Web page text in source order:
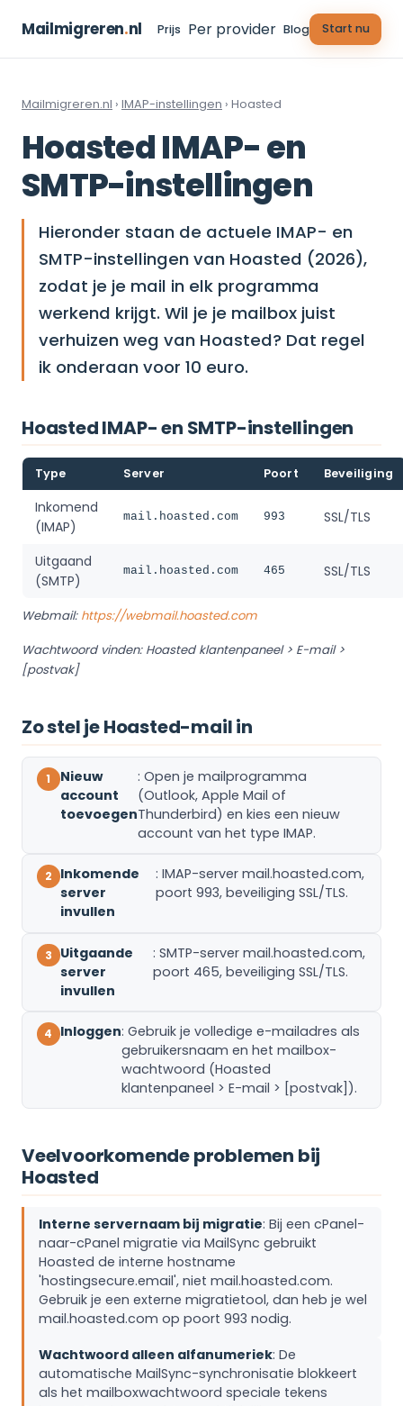
Mailmigreren.nl Prijs Per provider Blog Start nu
Mailmigreren.nl › IMAP-instellingen › Hoasted
Hoasted IMAP- en
SMTP-instellingen
Hieronder staan de actuele IMAP- en
SMTP-instellingen van Hoasted (2026),
zodat je je mail in elk programma
werkend krijgt. Wil je je mailbox juist
verhuizen weg van Hoasted? Dat regel
ik onderaan voor 10 euro.
Hoasted IMAP- en SMTP-instellingen
Type Server Poort Beveiliging
Inkomend
(IMAP)
mail.hoasted.com 993 SSL/TLS
Uitgaand
(SMTP)
mail.hoasted.com 465 SSL/TLS
Webmail: https://webmail.hoasted.com
Wachtwoord vinden: Hoasted klantenpaneel > E-mail >
[postvak]
Zo stel je Hoasted-mail in
Nieuw
account
toevoegen
: Open je mailprogramma
(Outlook, Apple Mail of
Thunderbird) en kies een nieuw
account van het type IMAP.
Inkomende
server
invullen
: IMAP-server mail.hoasted.com,
poort 993, beveiliging SSL/TLS.
Uitgaande
server
invullen
: SMTP-server mail.hoasted.com,
poort 465, beveiliging SSL/TLS.
Inloggen: Gebruik je volledige e-mailadres als
gebruikersnaam en het mailbox-
wachtwoord (Hoasted
klantenpaneel > E-mail > [postvak]).
Veelvoorkomende problemen bij
Hoasted
Interne servernaam bij migratie: Bij een cPanel-
naar-cPanel migratie via MailSync gebruikt
Hoasted de interne hostname
'hostingsecure.email', niet mail.hoasted.com.
Gebruik je een externe migratietool, dan heb je wel
mail.hoasted.com op poort 993 nodig.
Wachtwoord alleen alfanumeriek: De
automatische MailSync-synchronisatie blokkeert
als het mailboxwachtwoord speciale tekens